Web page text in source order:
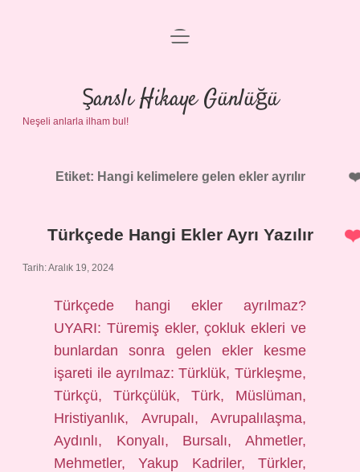
Anasayfa
Gizlilik Politikası
menüyü
Şanslı Hikaye Günlüğü
Neşeli anlarla ilham bul!
Etiket: Hangi kelimelere gelen ekler ayrılır
Türkçede Hangi Ekler Ayrı Yazılır
Tarih: Aralık 19, 2024
Türkçede hangi ekler ayrılmaz?
UYARI: Türemiş ekler, çokluk ekleri ve
bunlardan sonra gelen ekler kesme
işareti ile ayrılmaz: Türklük, Türkleşme,
Türkçü, Türkçülük, Türk, Müslüman,
Hristiyanlık, Avrupalı, Avrupalılaşma,
Aydınlı, Konyalı, Bursalı, Ahmetler,
Mehmetler, Yakup Kadriler, Türkler,